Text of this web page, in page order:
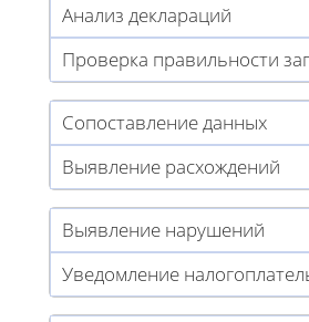
Анализ деклараций
Проверка правильности
Сопоставление данных
Выявление расхождений
Выявление нарушений
Уведомление